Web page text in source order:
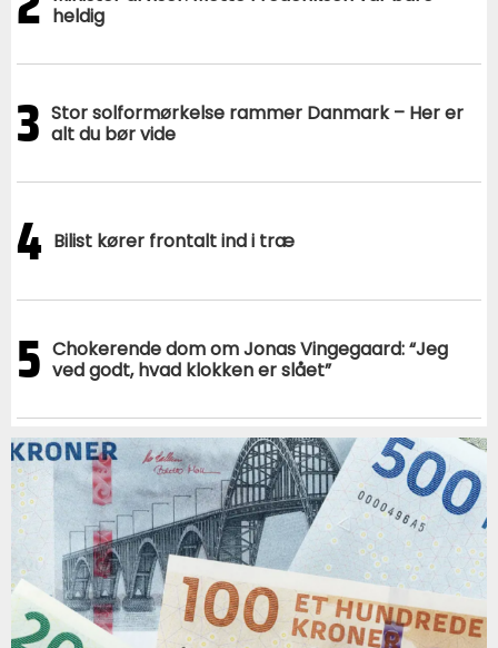
heldig
3 Stor solformørkelse rammer Danmark – Her er
alt du bør vide
4 Bilist kører frontalt ind i træ
5 Chokerende dom om Jonas Vingegaard: “Jeg
ved godt, hvad klokken er slået”